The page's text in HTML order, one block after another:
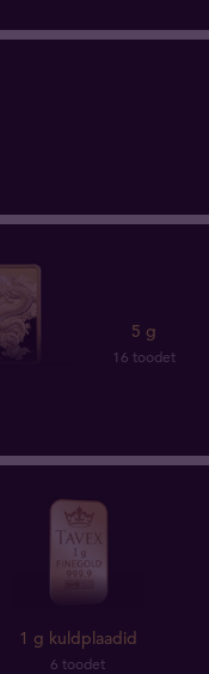
5 g
16 toodet
1 g kuldplaadid
6 toodet